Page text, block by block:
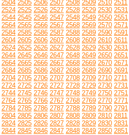
2504 2505 2506 2507 2508 2509 2510 2511
2524 2525 2526 2527 2528 2529 2530 2531
2544 2545 2546 2547 2548 2549 2550 2551
2564 2565 2566 2567 2568 2569 2570 2571
2584 2585 2586 2587 2588 2589 2590 2591
2604 2605 2606 2607 2608 2609 2610 2611
2624 2625 2626 2627 2628 2629 2630 2631
2644 2645 2646 2647 2648 2649 2650 2651
2664 2665 2666 2667 2668 2669 2670 2671
2684 2685 2686 2687 2688 2689 2690 2691
2704 2705 2706 2707 2708 2709 2710 2711
2724 2725 2726 2727 2728 2729 2730 2731
2744 2745 2746 2747 2748 2749 2750 2751
2764 2765 2766 2767 2768 2769 2770 2771
2784 2785 2786 2787 2788 2789 2790 2791
2804 2805 2806 2807 2808 2809 2810 2811
2824 2825 2826 2827 2828 2829 2830 2831
2844 2845 2846 2847 2848 2849 2850 2851